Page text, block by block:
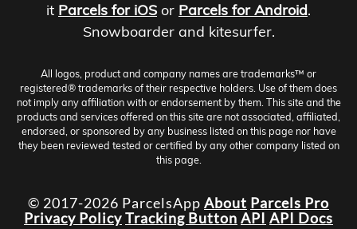
it Parcels for iOS or Parcels for Android.
Snowboarder and kitesurfer.
All logos, product and company names are trademarks™ or
registered® trademarks of their respective holders. Use of them does
not imply any affiliation with or endorsement by them. This site and the
products and services offered on this site are not associated, affiliated,
endorsed, or sponsored by any business listed on this page nor have
they been reviewed tested or certified by any other company listed on
this page.
© 2017-2026 ParcelsApp About Parcels Pro
Privacy PolicyTracking Button API API Docs